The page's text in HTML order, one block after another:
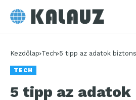
Kezdőlap Tech 5 tipp az adatok
TECH
5 tipp az adatok